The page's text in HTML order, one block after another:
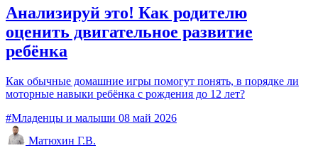
Анализируй это! Как родителю
оценить двигательное развитие
ребёнка
Как обычные домашние игры помогут понять, в порядке ли
моторные навыки ребёнка с рождения до 12 лет?
#Младенцы и малыши 08 май 2026
Матюхин Г.В.